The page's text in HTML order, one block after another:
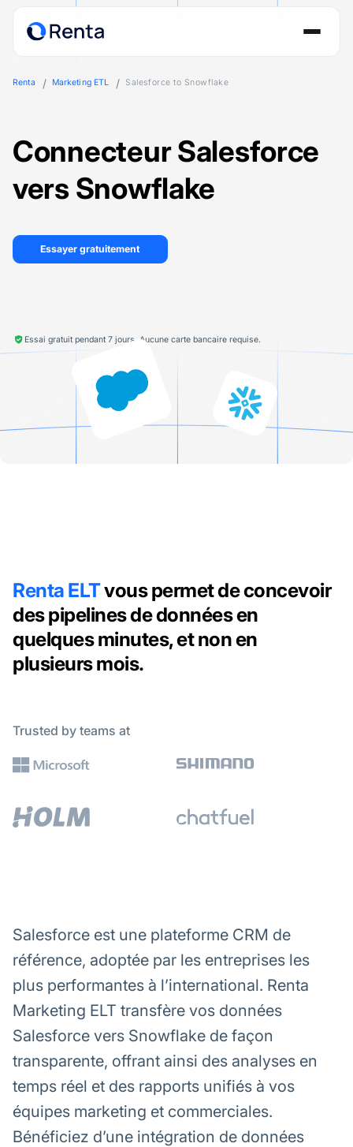
Renta Marketing ETL Salesforce to Snowflake
Connecteur Salesforce
vers Snowflake
Essayer gratuitement
Essai gratuit pendant 7 jours. Aucune carte bancaire requise.
Renta ELTvous permet de concevoir
des pipelines de données en
quelques minutes, et non en
plusieurs mois.
Trusted by teams at
Salesforce est une plateforme CRM de
référence, adoptée par les entreprises les
plus performantes à l’international. Renta
Marketing ELT transfère vos données
Salesforce vers Snowflake de façon
transparente, offrant ainsi des analyses en
temps réel et des rapports unifiés à vos
équipes marketing et commerciales.
Bénéficiez d’une intégration de données